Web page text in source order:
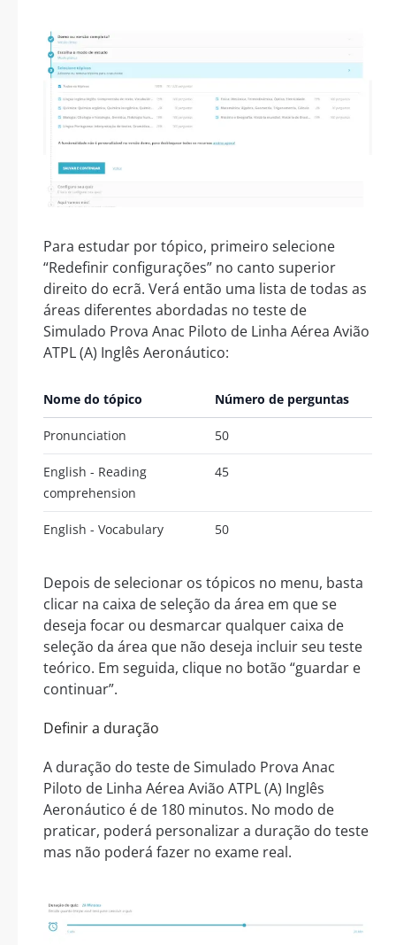
Para estudar por tópico, primeiro selecione
“Redefinir configurações” no canto superior
direito do ecrã. Verá então uma lista de todas as
áreas diferentes abordadas no teste de
Simulado Prova Anac Piloto de Linha Aérea Avião
ATPL (A) Inglês Aeronáutico:
Nome do tópico Número de perguntas
Pronunciation 50
English - Reading
comprehension
45
English - Vocabulary 50
Depois de selecionar os tópicos no menu, basta
clicar na caixa de seleção da área em que se
deseja focar ou desmarcar qualquer caixa de
seleção da área que não deseja incluir seu teste
teórico. Em seguida, clique no botão “guardar e
continuar”.
Definir a duração
A duração do teste de Simulado Prova Anac
Piloto de Linha Aérea Avião ATPL (A) Inglês
Aeronáutico é de 180 minutos. No modo de
praticar, poderá personalizar a duração do teste
mas não poderá fazer no exame real.